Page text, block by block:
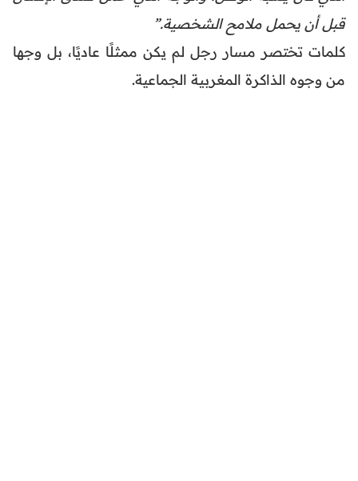
قبل أن يحمل ملامح الشخصية.”
كلمات تختصر مسار رجل لم يكن ممثلًا عاديًا، بل وجها
من وجوه الذاكرة المغربية الجماعية.